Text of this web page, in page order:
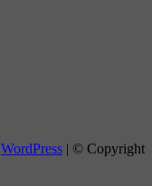
WordPress | © Copyright